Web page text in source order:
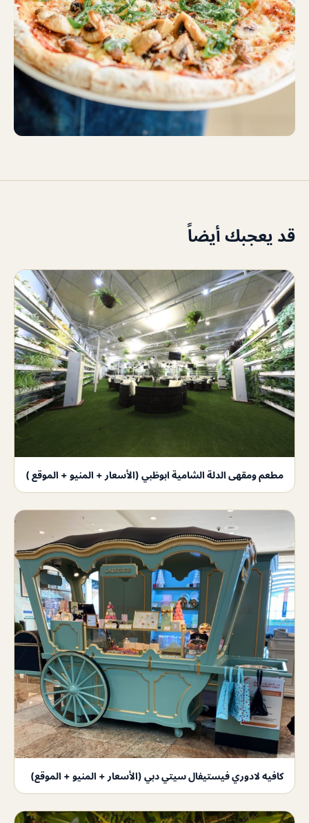
قد يعجبك أيضاً
مطعم ومقهى الدلة الشامية ابوظبي (الأسعار + المنيو + الموقع )
كافيه لادوري فيستيفال سيتي دبي (الأسعار + المنيو + الموقع)